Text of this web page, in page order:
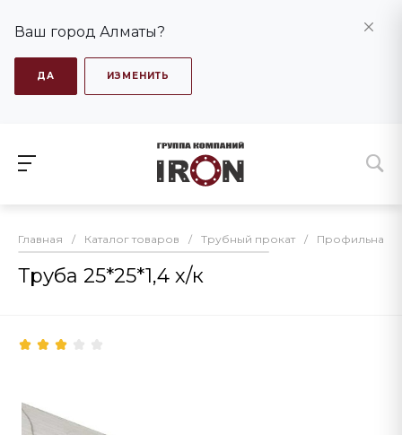
Ваш город Алматы?
ДА ИЗМЕНИТЬ
Главная / Каталог товаров / Трубный прокат / Профильная
Труба 25*25*1,4 х/к